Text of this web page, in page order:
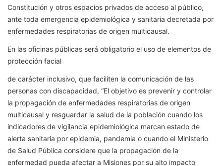
Constitución y otros espacios privados de acceso al público,
ante toda emergencia epidemiológica y sanitaria decretada por
enfermedades respiratorias de origen multicausal.
En las oficinas públicas será obligatorio el uso de elementos de
protección facial
de carácter inclusivo, que faciliten la comunicación de las
personas con discapacidad, “El objetivo es prevenir y controlar
la propagación de enfermedades respiratorias de origen
multicausal y resguardar la salud de la población cuando los
indicadores de vigilancia epidemiológica marcan estado de
alerta sanitaria por epidemia, pandemia o cuando el Ministerio
de Salud Pública considere que la propagación de la
enfermedad pueda afectar a Misiones por su alto impacto